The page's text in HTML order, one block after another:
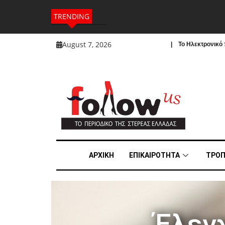
TRENDING
August 7, 2026 | To Ηλεκτρονικό
ΑΡΧΙΚΗ ΕΠΙΚΑΙΡΟΤΗΤΑ